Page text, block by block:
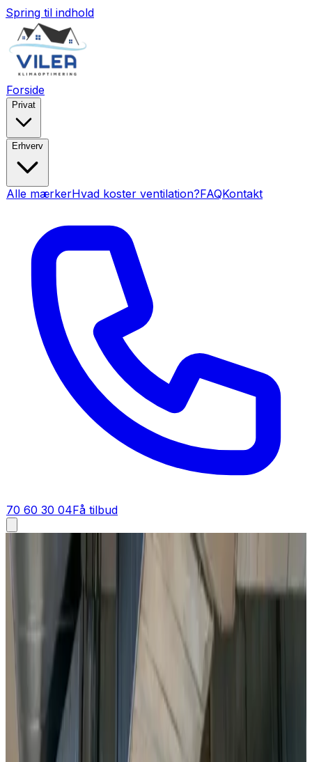
Spring til indhold
Forside
Privat
Erhverv
Alle mærkerHvad koster ventilation?FAQKontakt
70 60 30 04Få tilbud
Tilbud på industriventilation
Tilbud på industriventilation
Tunge ventilationsløsninger til produktion, lager og
værksted. Procesventilation, punktudsugning og komplet
luftbehandling.